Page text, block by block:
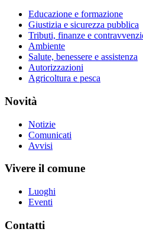
Educazione e formazione
Giustizia e sicurezza pubblica
Tributi, finanze e
Ambiente
Salute, benessere e assistenza
Autorizzazioni
Agricoltura e pesca
Novità
Notizie
Comunicati
Avvisi
Vivere il comune
Luoghi
Eventi
Contatti